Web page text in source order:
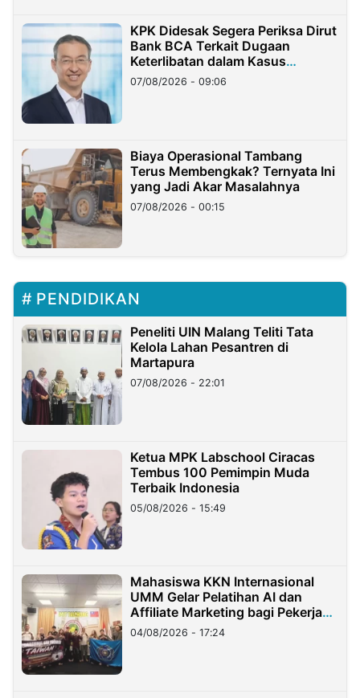
KPK Didesak Segera Periksa Dirut
Bank BCA Terkait Dugaan
Keterlibatan dalam Kasus
Hilangnya Dana Nasabah Rp2,58
Miliar
07/08/2026 - 09:06
Biaya Operasional Tambang
Terus Membengkak? Ternyata Ini
yang Jadi Akar Masalahnya
07/08/2026 - 00:15
PENDIDIKAN
Peneliti UIN Malang Teliti Tata
Kelola Lahan Pesantren di
Martapura
07/08/2026 - 22:01
Ketua MPK Labschool Ciracas
Tembus 100 Pemimpin Muda
Terbaik Indonesia
05/08/2026 - 15:49
Mahasiswa KKN Internasional
UMM Gelar Pelatihan AI dan
Affiliate Marketing bagi Pekerja
Migran Indonesia di Taiwan
04/08/2026 - 17:24